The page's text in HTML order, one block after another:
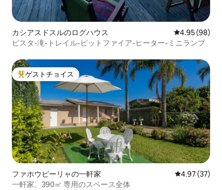
カシアスドスルのログハウス レビュー98
4.95 (98)
ビスタ-滝-トレイル-ピットファイア-ヒーター-ミニランプ
大好評のゲストチョイスです。
ゲストチョイス
ファホウピーリャの一軒家 レビュー37
4.97 (37)
一軒家、390㎡ 専用のスペース全体